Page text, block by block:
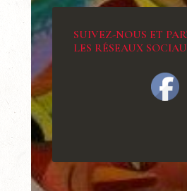
SUIVEZ-NOUS ET
LES RÉSEAUX